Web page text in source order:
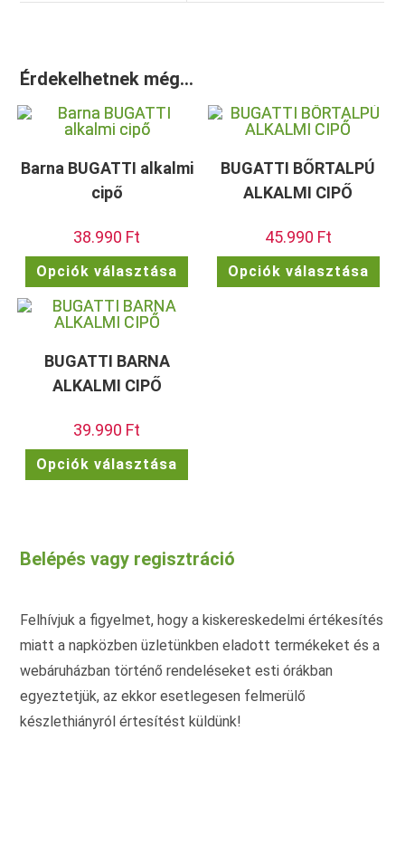
Érdekelhetnek még…
Barna BUGATTI alkalmi
cipő
38.990 Ft
Opciók választása
Ennek
terméknek
BUGATTI BŐRTALPÚ
ALKALMI CIPŐ
45.990 Ft
Opciók választása
BUGATTI BARNA
ALKALMI CIPŐ
39.990 Ft
Opciók választása
terméknek
a
termékoldalon
Belépés vagy regisztráció
Felhívjuk a figyelmet, hogy a kiskereskedelmi értékesítés
miatt a napközben üzletünkben eladott termékeket és a
webáruházban történő rendeléseket esti órákban
egyeztetjük, az ekkor esetlegesen felmerülő
készlethiányról értesítést küldünk!